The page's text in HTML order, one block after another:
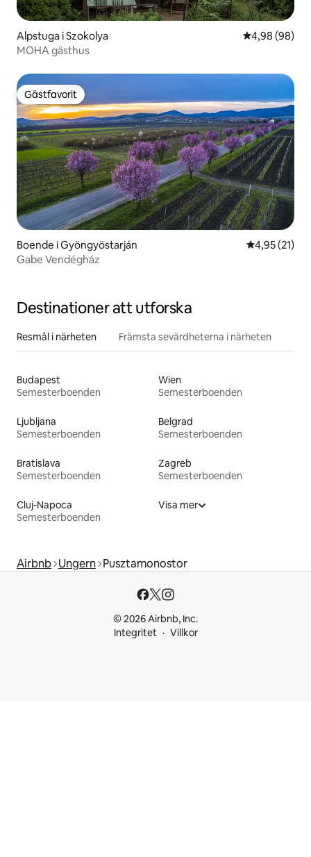
Alpstuga i Szokolya 4,98 av 5 i
4,98 (98)
MOHA gästhus
Gästfavorit
Gästfavorit
Boende i Gyöngyöstarján 4,95 av 5 i
4,95 (21)
Gabe Vendégház
Destinationer att utforska
Resmål i närheten Främsta sevärdheterna i närheten
Budapest
Semesterboenden
Wien
Semesterboenden
Ljubljana
Semesterboenden
Belgrad
Semesterboenden
Bratislava
Semesterboenden
Zagreb
Semesterboenden
Cluj-Napoca
Semesterboenden
Visa mer
Airbnb Ungern Pusztamonostor
© 2026 Airbnb, Inc.
Integritet
Villkor